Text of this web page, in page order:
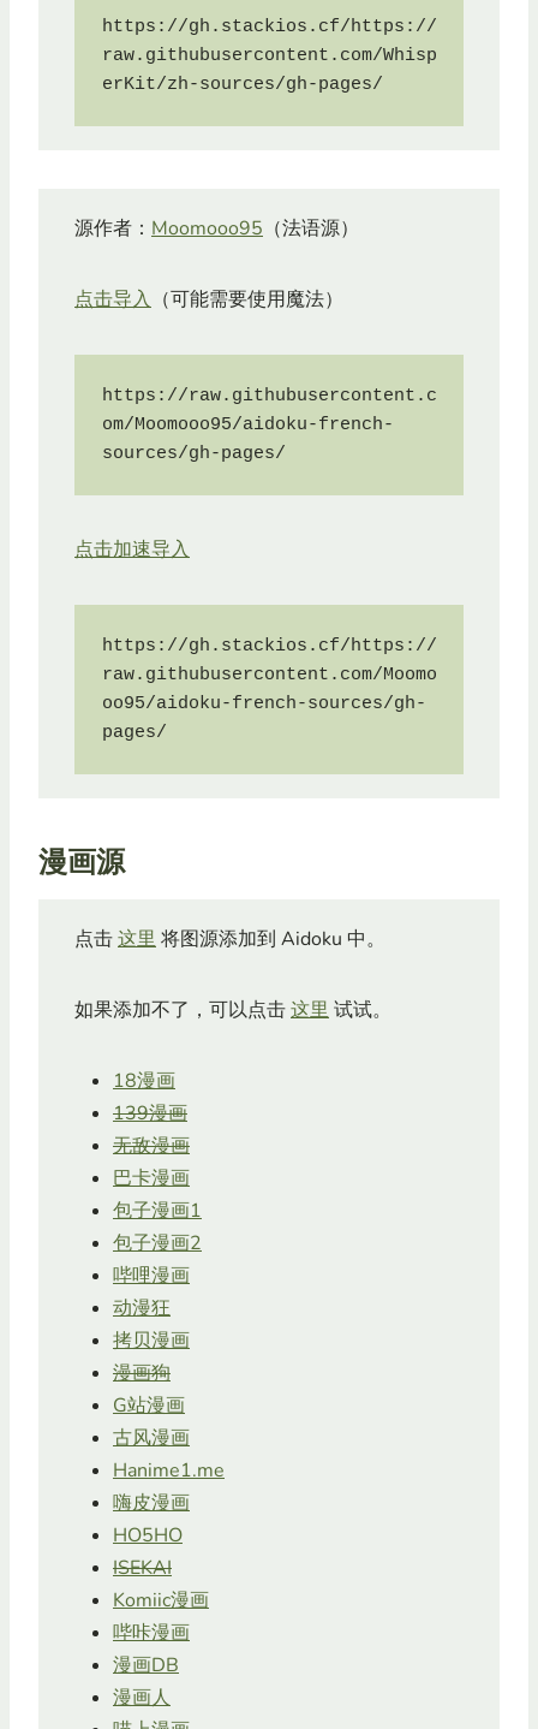
https://gh.stackios.cf/https://
raw.githubusercontent.com/Whisp
erKit/zh-sources/gh-pages/
源作者： Moomooo95 （法语源）
点击导入 （可能需要使用魔法）
https://raw.githubusercontent.c
om/Moomooo95/aidoku-french-
sources/gh-pages/
点击加速导入
https://gh.stackios.cf/https://
raw.githubusercontent.com/Moomo
oo95/aidoku-french-sources/gh-
pages/
漫画源
点击这里将图源添加到 Aidoku 中。
如果添加不了，可以点击这里试试。
18漫画
139漫画
无敌漫画
巴卡漫画
包子漫画1
包子漫画2
哔哩漫画
动漫狂
拷贝漫画
漫画狗
G站漫画
古风漫画
Hanime1.me
嗨皮漫画
HO5HO
ISEKAI
Komiic漫画
哔咔漫画
漫画DB
漫画人